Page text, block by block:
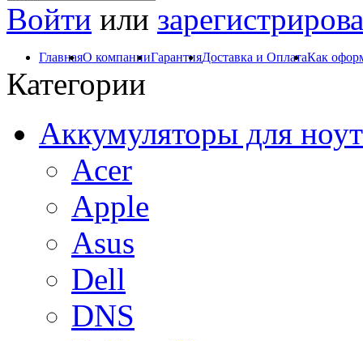
Войти или
ГлавнаяО компанииГарантияДоставка и ОплатаКак
Категории
Аккумуляторы для
Acer
Apple
Asus
Dell
DNS